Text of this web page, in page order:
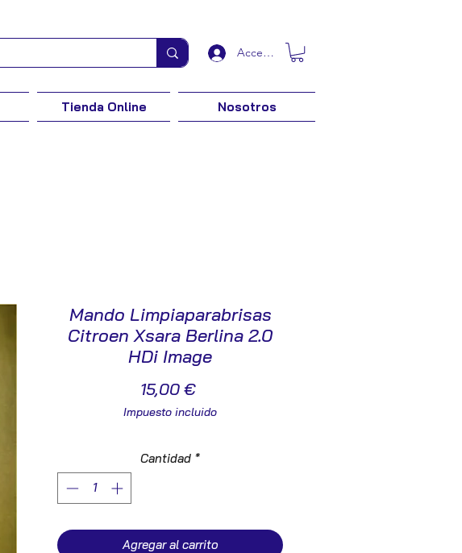
Acceder
Tienda Online Nosotros
Mando Limpiaparabrisas
Citroen Xsara Berlina 2.0
HDi Image
15,00 €Precio
Impuesto incluido
Cantidad *
Agregar al carrito